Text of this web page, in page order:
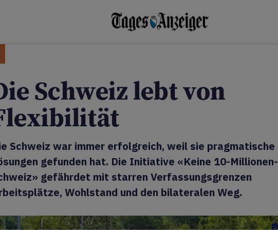
Schweiz lebt von
Schweiz war immer erfolgreich, weil sie pragmatische
gefunden hat. Die Initiative «Keine 10-Millionen-
gefährdet mit starren Verfassungsgrenzen
Wohlstand und den bilateralen Weg.